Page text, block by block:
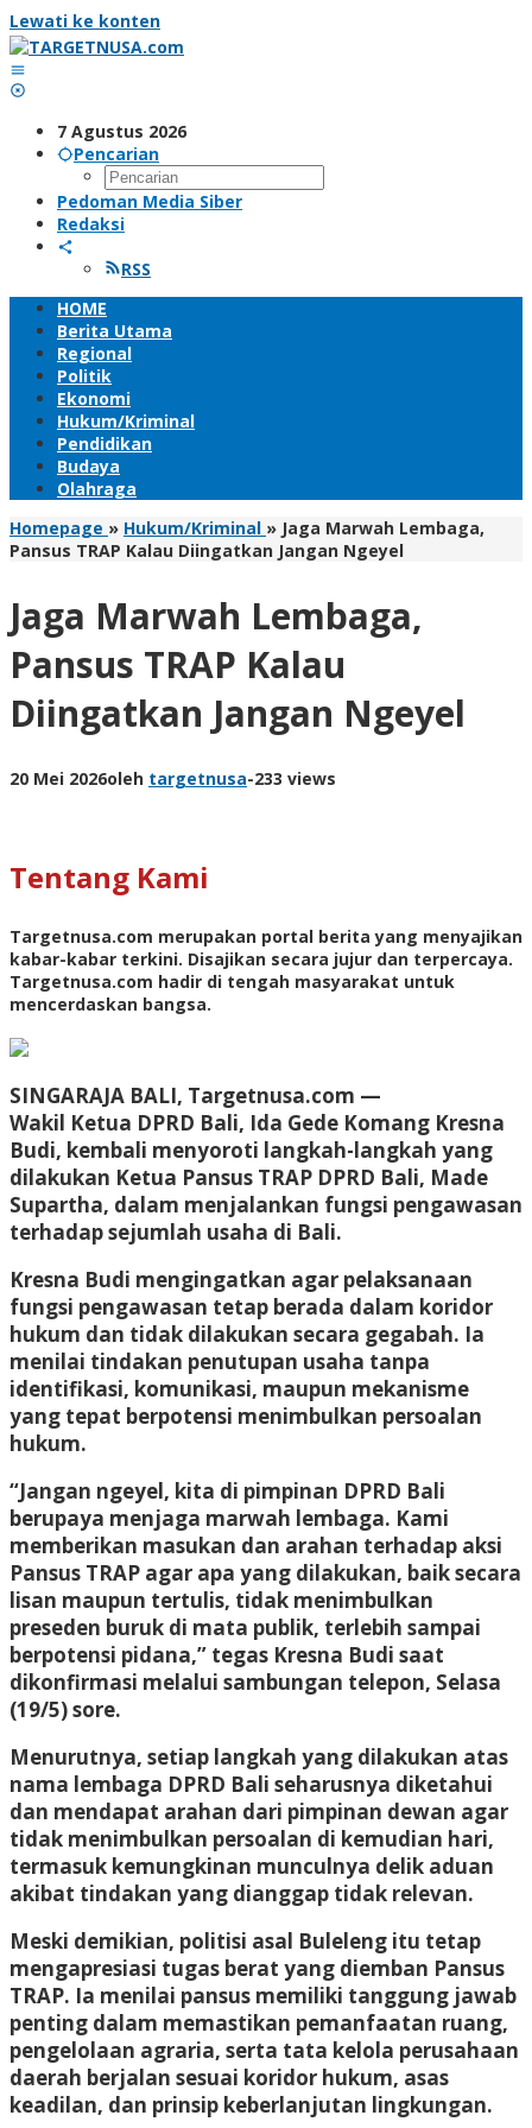
Lewati ke konten
7 Agustus 2026
Pencarian
Pedoman Media Siber
Redaksi
RSS
HOME
Berita Utama
Regional
Politik
Ekonomi
Hukum/Kriminal
Pendidikan
Budaya
Olahraga
Homepage » Hukum/Kriminal » Jaga Marwah Lembaga,
Pansus TRAP Kalau Diingatkan Jangan Ngeyel
Jaga Marwah Lembaga,
Pansus TRAP Kalau
Diingatkan Jangan Ngeyel
20 Mei 2026oleh targetnusa-233 views
Tentang Kami
Targetnusa.com merupakan portal berita yang menyajikan
kabar-kabar terkini. Disajikan secara jujur dan terpercaya.
Targetnusa.com hadir di tengah masyarakat untuk
mencerdaskan bangsa.
SINGARAJA BALI, Targetnusa.com —
Wakil Ketua DPRD Bali, Ida Gede Komang Kresna
Budi, kembali menyoroti langkah-langkah yang
dilakukan Ketua Pansus TRAP DPRD Bali, Made
Supartha, dalam menjalankan fungsi pengawasan
terhadap sejumlah usaha di Bali.
Kresna Budi mengingatkan agar pelaksanaan
fungsi pengawasan tetap berada dalam koridor
hukum dan tidak dilakukan secara gegabah. Ia
menilai tindakan penutupan usaha tanpa
identifikasi, komunikasi, maupun mekanisme
yang tepat berpotensi menimbulkan persoalan
hukum.
“Jangan ngeyel, kita di pimpinan DPRD Bali
berupaya menjaga marwah lembaga. Kami
memberikan masukan dan arahan terhadap aksi
Pansus TRAP agar apa yang dilakukan, baik secara
lisan maupun tertulis, tidak menimbulkan
preseden buruk di mata publik, terlebih sampai
berpotensi pidana,” tegas Kresna Budi saat
dikonfirmasi melalui sambungan telepon, Selasa
(19/5) sore.
Menurutnya, setiap langkah yang dilakukan atas
nama lembaga DPRD Bali seharusnya diketahui
dan mendapat arahan dari pimpinan dewan agar
tidak menimbulkan persoalan di kemudian hari,
termasuk kemungkinan munculnya delik aduan
akibat tindakan yang dianggap tidak relevan.
Meski demikian, politisi asal Buleleng itu tetap
mengapresiasi tugas berat yang diemban Pansus
TRAP. Ia menilai pansus memiliki tanggung jawab
penting dalam memastikan pemanfaatan ruang,
pengelolaan agraria, serta tata kelola perusahaan
daerah berjalan sesuai koridor hukum, asas
keadilan, dan prinsip keberlanjutan lingkungan.